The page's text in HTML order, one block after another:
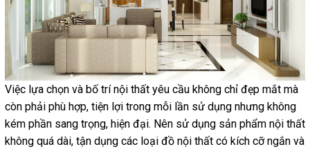
Việc lựa chọn và bố trí nội thất yêu cầu không chỉ đẹp mắt mà
còn phải phù hợp, tiện lợi trong mỗi lần sử dụng nhưng không
kém phần sang trọng, hiện đại. Nên sử dụng sản phẩm nội thất
không quá dài, tận dụng các loại đồ nội thất có kích cỡ ngắn và